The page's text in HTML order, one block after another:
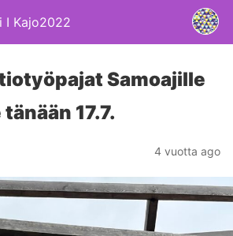
I Kajo2022
Samoajille
17.7.
4 vuotta ago